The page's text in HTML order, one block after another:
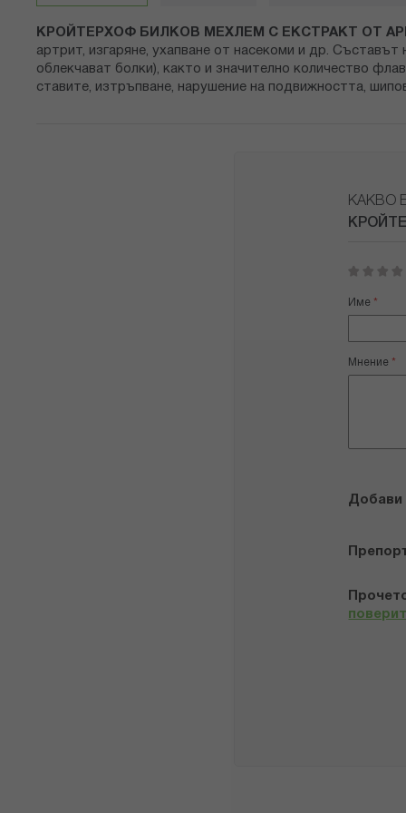
КРОЙТЕРХОФ БИЛКОВ МЕХЛЕМ С ЕКСТРАКТ ОТ
артрит, изгаряне, ухапване от насекоми и др.
облекчават болки), както и значително количество
ставите, изтръпване, нарушение на подвижността,
КАКВО
star
stars
stars
stars
stars
Име
Мнение
Добави